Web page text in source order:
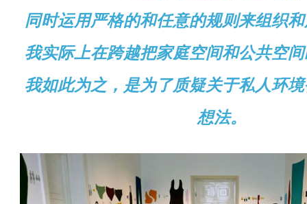
同时运用严格的和任意的规则来组织
我实际上在跨越把家庭空间和公共空
我如此为之，是为了质疑关于私人环
想法。